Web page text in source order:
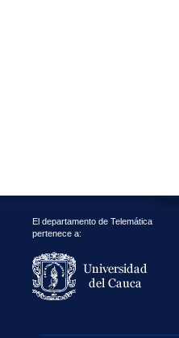
El departamento de Telemática
pertenece a: